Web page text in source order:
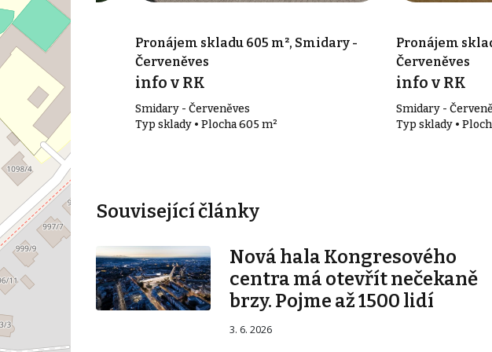
m², Hradec
m²
Pronájem skladu 605 m², Smidary -
Červeněves
info v RK
Smidary - Červeněves
Typ sklady • Plocha 605 m²
Pronájem
Červeněves
info v RK
Smidary -
Typ sklady •
Související články
Nová hala Kongresového
centra má otevřít nečekaně
brzy. Pojme až 1500 lidí
3. 6. 2026